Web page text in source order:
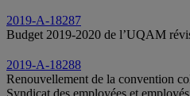
2019-A-18287
Budget 2019-2020 de l’UQAM
2019-A-18288
Renouvellement de la convention